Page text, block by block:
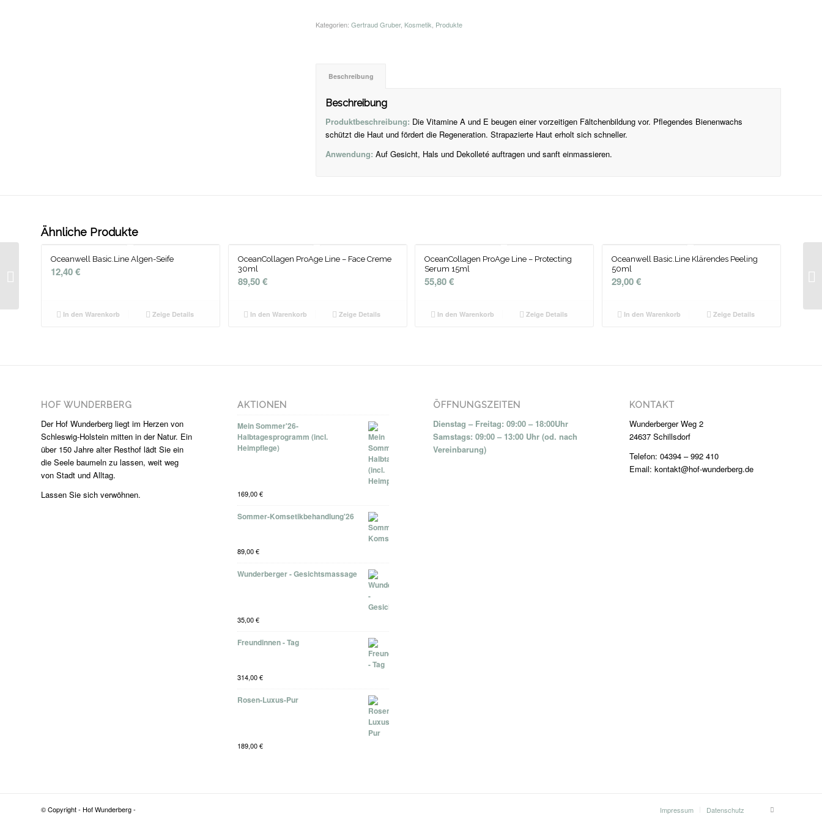
Kategorien:Gertraud Gruber, Kosmetik Produkte
Beschreibung
Beschreibung
Produktbeschreibung: Die Vitamine A und E beugen einer vorzeitigen Fältchenbildung vor. Pflegendes Bienenwachs
schützt die Haut und fördert die Regeneration. Strapazierte Haut erholt sich schneller.
Anwendung: Auf Gesicht, Hals und Dekolleté auftragen und sanft einmassieren.
Ähnliche Produkte
Oceanwell Basic.Line Algen-Seife
12,40€
In den Warenkorb Zeige Details
OceanCollagen ProAge Line – Face Creme
30ml
89,50€
In den Warenkorb Zeige Details
OceanCollagen ProAge Line – Protecting
Serum 15ml
55,80€
In den Warenkorb Zeige Details
Oceanwell Basic.Line Klärendes Peeling
50ml
29,00€
In den Warenkorb Zeige Details
HOF WUNDERBERG
Der Hof Wunderberg liegt im Herzen von
Schleswig-Holstein mitten in der Natur. Ein
über 150 Jahre alter Resthof lädt Sie ein
die Seele baumeln zu lassen, weit weg
von Stadt und Alltag.
Lassen Sie sich verwöhnen.
AKTIONEN
Mein Sommer'26-
Halbtagesprogramm (incl.
Heimpflege)
169,00€
Sommer-Komsetikbehandlung'26
89,00€
Wunderberger - Gesichtsmassage
35,00€
Freundinnen - Tag
314,00€
Rosen-Luxus-Pur
189,00€
ÖFFNUNGSZEITEN
Dienstag – Freitag: 09:00 – 18:00Uhr
Samstags: 09:00 – 13:00 Uhr (od. nach
Vereinbarung)
KONTAKT
Wunderberger Weg 2
24637 Schillsdorf
Telefon: 04394 – 992 410
Email: kontakt@hof-wunderberg.de
© Copyright - Hof Wunderberg - Impressum Datenschutz
Gertraud Gruber –
Pflegeklassiker Enka